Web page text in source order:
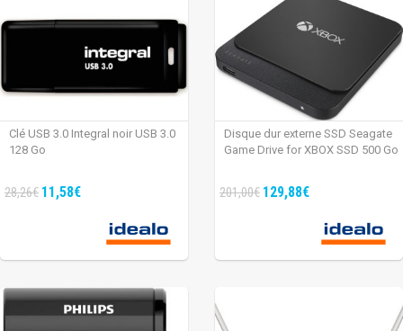
Clé USB 3.0 Integral noir USB 3.0
128 Go
28,26€ 11,58€
Disque dur externe SSD Seagate
Game Drive for XBOX SSD 500 Go
201,00€ 129,88€